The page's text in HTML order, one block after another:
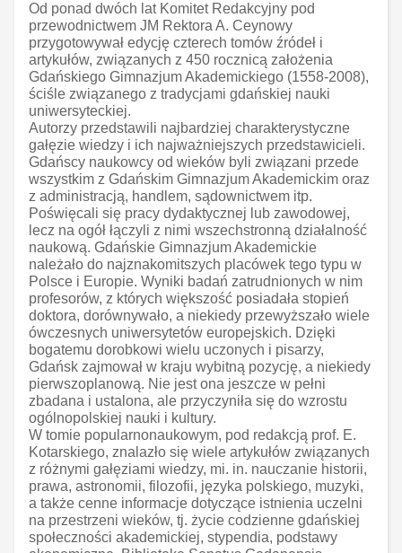
Od ponad dwóch lat Komitet Redakcyjny pod
przewodnictwem JM Rektora A. Ceynowy
przygotowywał edycję czterech tomów źródeł i
artykułów, związanych z 450 rocznicą założenia
Gdańskiego Gimnazjum Akademickiego (1558-2008),
ściśle związanego z tradycjami gdańskiej nauki
uniwersyteckiej.
Autorzy przedstawili najbardziej charakterystyczne
gałęzie wiedzy i ich najważniejszych przedstawicieli.
Gdańscy naukowcy od wieków byli związani przede
wszystkim z Gdańskim Gimnazjum Akademickim oraz
z administracją, handlem, sądownictwem itp.
Poświęcali się pracy dydaktycznej lub zawodowej,
lecz na ogół łączyli z nimi wszechstronną działalność
naukową. Gdańskie Gimnazjum Akademickie
należało do najznakomitszych placówek tego typu w
Polsce i Europie. Wyniki badań zatrudnionych w nim
profesorów, z których większość posiadała stopień
doktora, dorównywało, a niekiedy przewyższało wiele
ówczesnych uniwersytetów europejskich. Dzięki
bogatemu dorobkowi wielu uczonych i pisarzy,
Gdańsk zajmował w kraju wybitną pozycję, a niekiedy
pierwszoplanową. Nie jest ona jeszcze w pełni
zbadana i ustalona, ale przyczyniła się do wzrostu
ogólnopolskiej nauki i kultury.
W tomie popularnonaukowym, pod redakcją prof. E.
Kotarskiego, znalazło się wiele artykułów związanych
z różnymi gałęziami wiedzy, mi. in. nauczanie historii,
prawa, astronomii, filozofii, języka polskiego, muzyki,
a także cenne informacje dotyczące istnienia uczelni
na przestrzeni wieków, tj. życie codzienne gdańskiej
społeczności akademickiej, stypendia, podstawy